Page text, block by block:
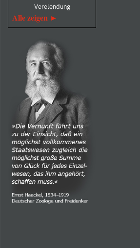
Verelendung
Alle zeigen